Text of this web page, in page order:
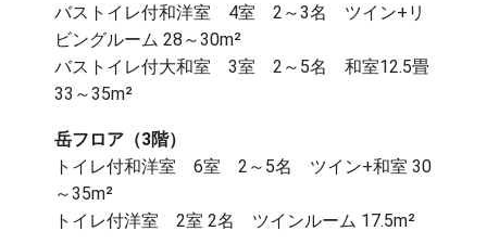
バストイレ付和洋室 4室 2～3名 ツイン+リ
ビングルーム 28～30m²
バストイレ付大和室 3室 2～5名 和室12.5畳
33～35m²
岳フロア（3階）
トイレ付和洋室 6室 2～5名 ツイン+和室 30
～35m²
トイレ付洋室 2室 2名 ツインルーム 17.5m²